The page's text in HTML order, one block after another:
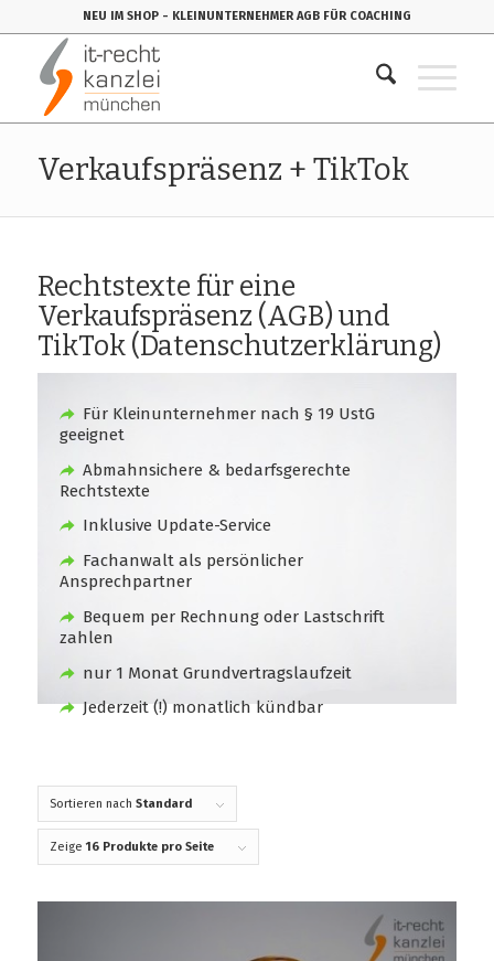
NEU IM SHOP - KLEINUNTERNEHMER AGB FÜR COACHING
Verkaufspräsenz + TikTok
Rechtstexte für eine
Verkaufspräsenz (AGB) und
TikTok (Datenschutzerklärung)
Für Kleinunternehmer nach § 19 UstG
geeignet
Abmahnsichere & bedarfsgerechte
Rechtstexte
Inklusive Update-Service
Fachanwalt als persönlicher
Ansprechpartner
Bequem per Rechnung oder Lastschrift
zahlen
nur 1 Monat Grundvertragslaufzeit
Jederzeit (!) monatlich kündbar
Sortieren nach Standard
Zeige16 Produkte pro Seite